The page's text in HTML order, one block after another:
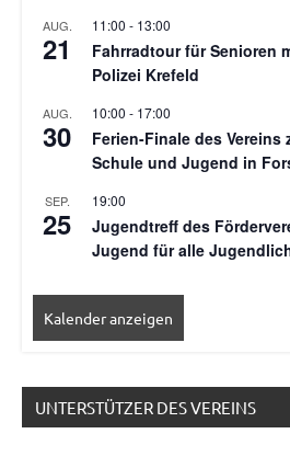
AUG.
21
11:00 - 13:00
Fahrradtour für Senioren
Polizei Krefeld
AUG.
30
10:00 - 17:00
Ferien-Finale des Vereins
Schule und Jugend in
SEP.
25
19:00
Jugendtreff des
Jugend für alle
Kalender anzeigen
UNTERSTÜTZER DES VEREINS